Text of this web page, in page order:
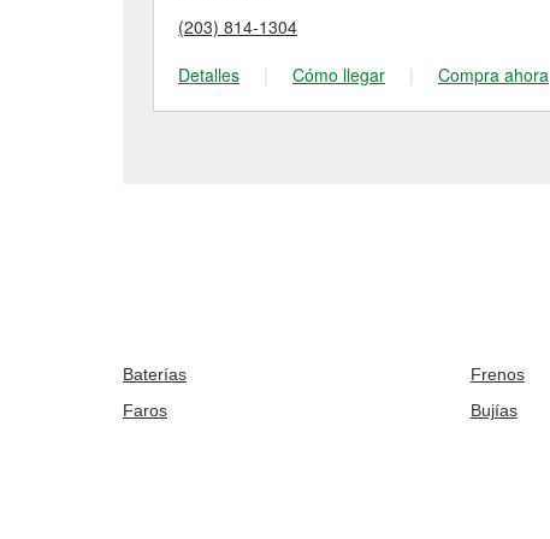
(203) 814-1304
Detalles
| Cómo llegar | Compra ahora
Baterías Frenos
Faros
Bujías